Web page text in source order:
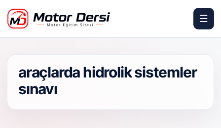
Motor Dersi
☰
araçlarda hidrolik sistemler
sınavı